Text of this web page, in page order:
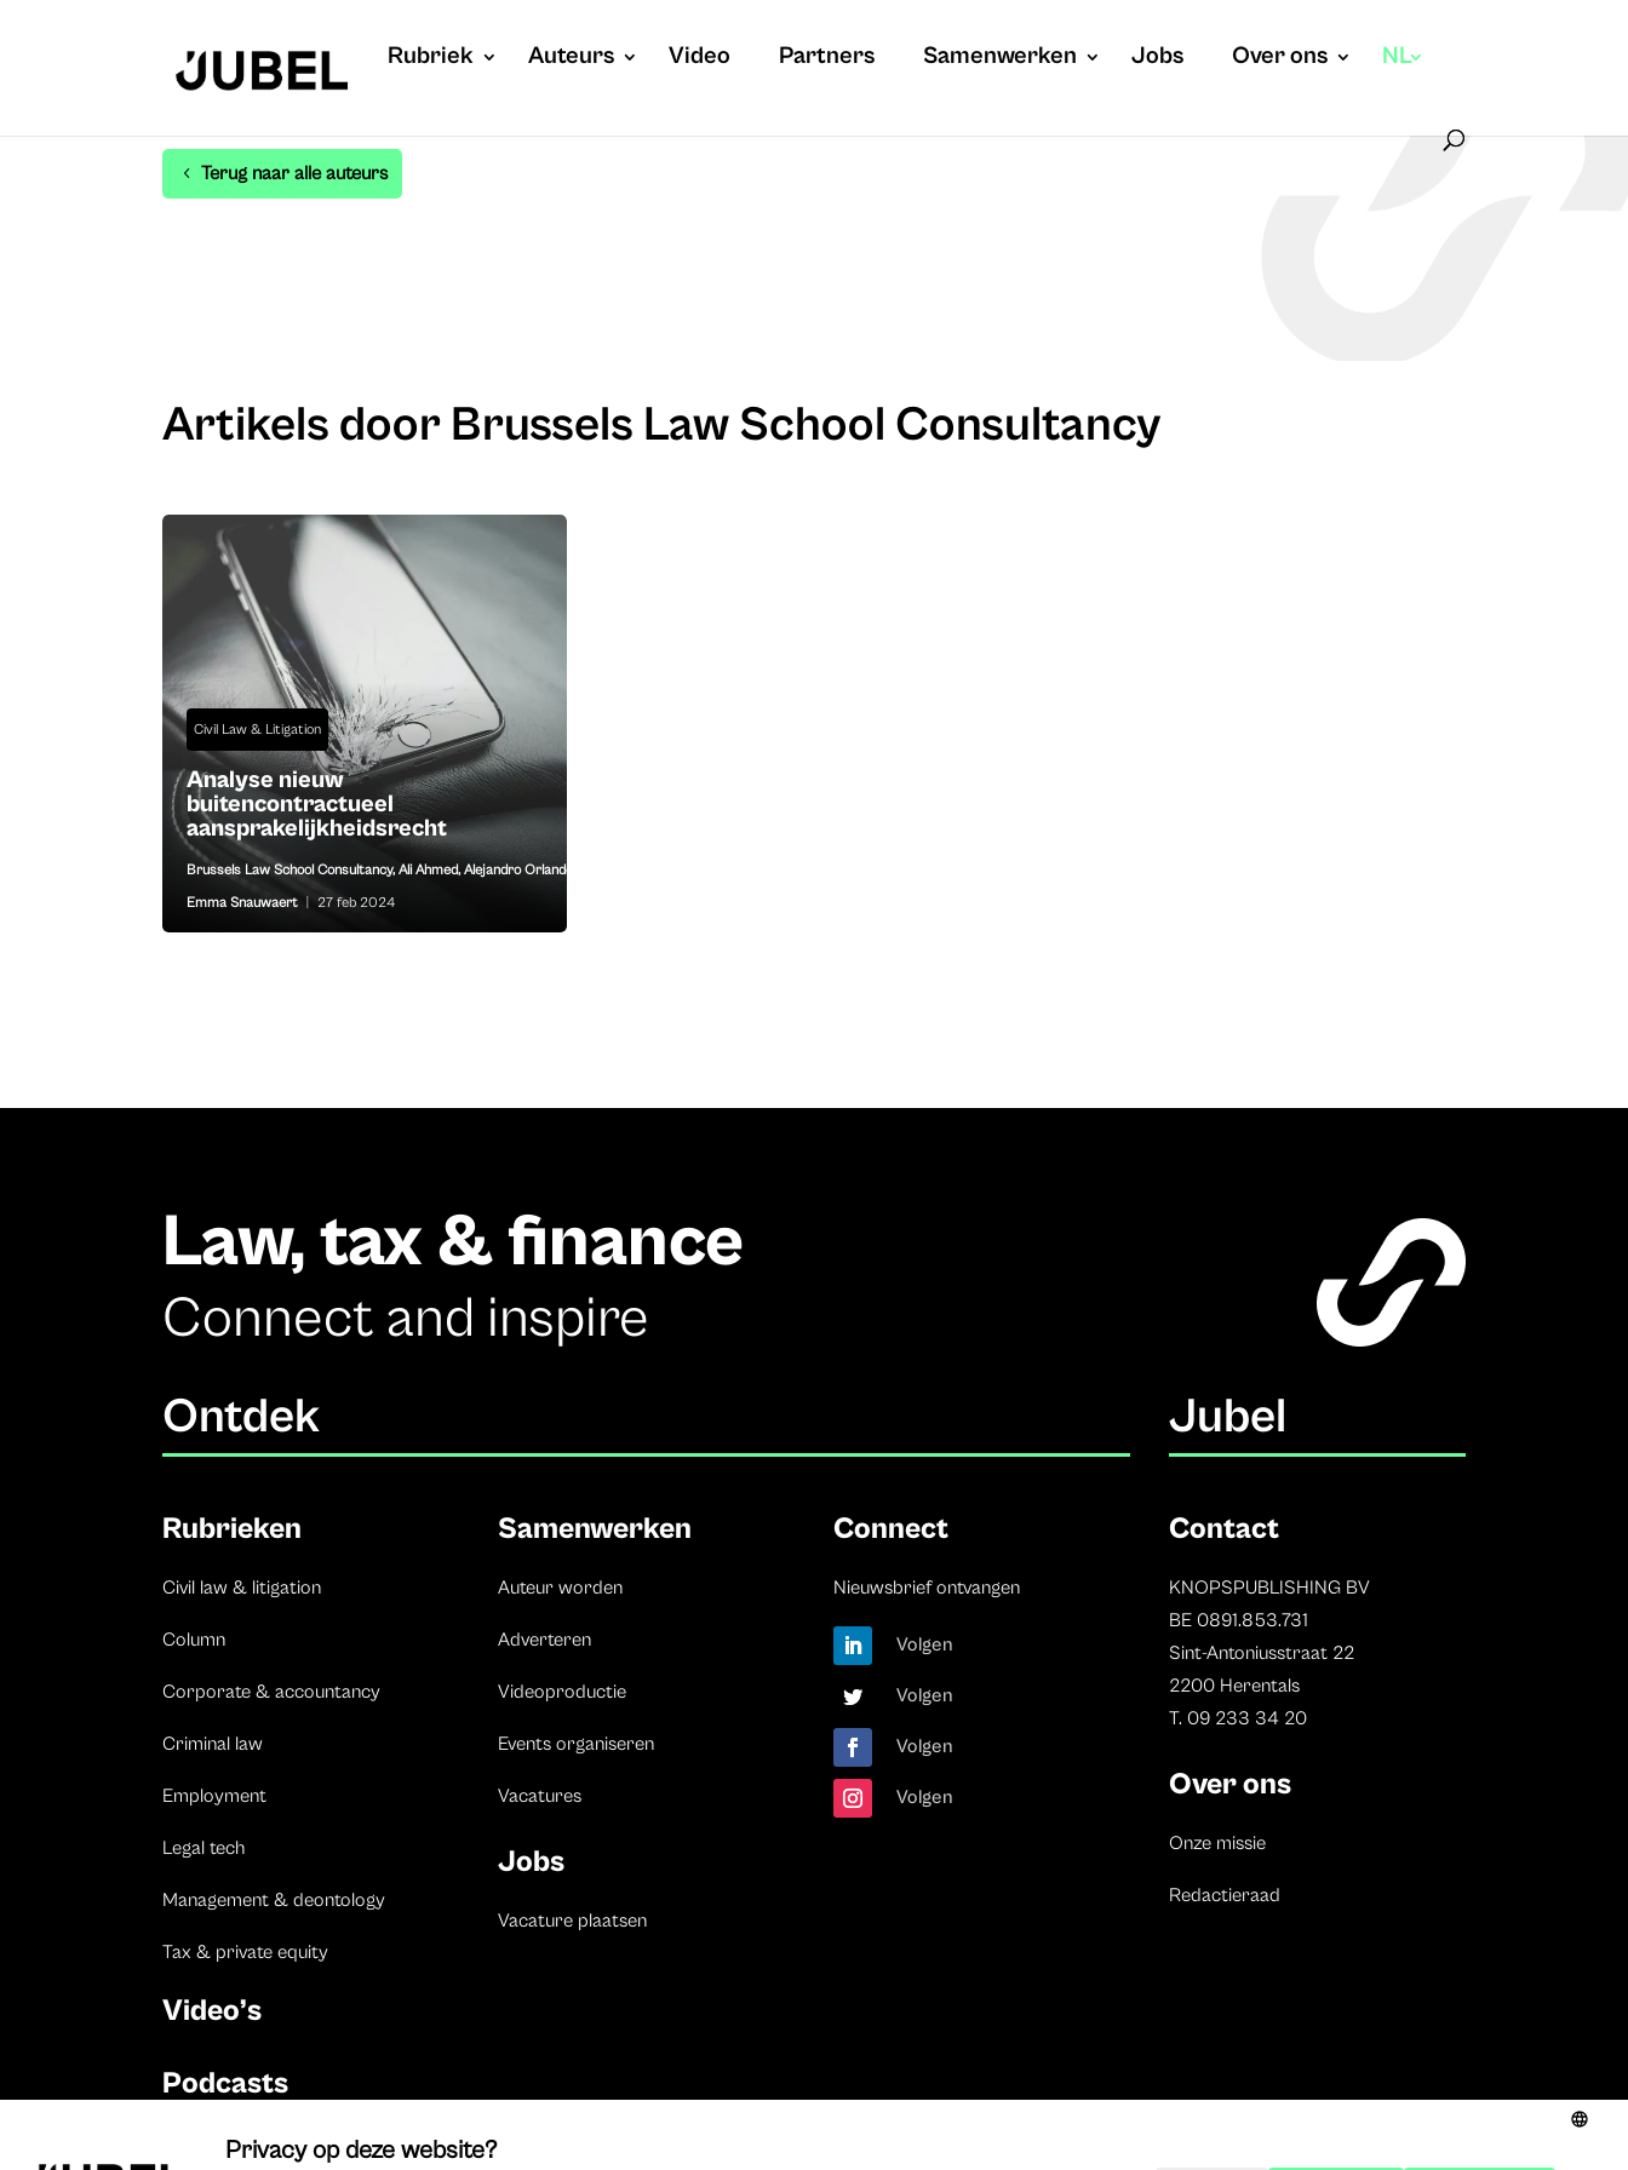
Rubriek Auteurs Video Partners Samenwerken Jobs Over ons NL
Terug naar alle auteurs
Artikels door Brussels Law School Consultancy
Civil Law & Litigation
Analyse nieuw
buitencontractueel
aansprakelijkheidsrecht
Brussels Law School Consultancy,Ali Ahmed,Alejandro Orlando
Emma Snauwaert 27 feb 2024
Law, tax & finance
Connect and inspire
Ontdek Jubel
Rubrieken
Civil law & litigation
Column
Corporate & accountancy
Criminal law
Employment
Legal tech
Management & deontology
Tax & private equity
Video’s
Podcasts
Samenwerken
Auteur worden
Adverteren
Videoproductie
Events organiseren
Vacatures
Jobs
Vacature plaatsen
Connect
Nieuwsbrief ontvangen
Volgen
Volgen
Volgen
Volgen
Contact
KNOPSPUBLISHING BV
BE 0891.853.731
Sint-Antoniusstraat 22
2200 Herentals
T. 09 233 34 20
Over ons
Onze missie
Redactieraad